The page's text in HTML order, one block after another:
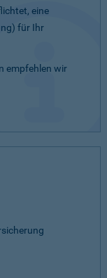
eine
für Ihr
empfehlen wir